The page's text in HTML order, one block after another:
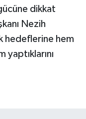
dikkat
Nezih
hedeflerine hem
yaptıklarını